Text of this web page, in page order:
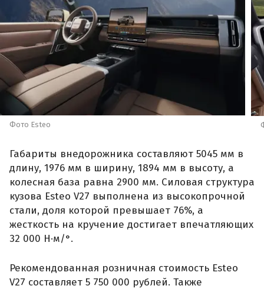
Фото Esteo
Габариты внедорожника составляют 5045 мм в
длину, 1976 мм в ширину, 1894 мм в высоту, а
колесная база равна 2900 мм. Силовая структура
кузова Esteo V27 выполнена из высокопрочной
стали, доля которой превышает 76%, а
жесткость на кручение достигает впечатляющих
32 000 Н·м/°.
Рекомендованная розничная стоимость Esteo
V27 составляет 5 750 000 рублей. Также